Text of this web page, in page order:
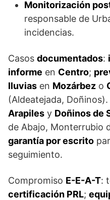
Monitorización
responsable de
incidencias.
Casos documentados:
informe en Centro;
lluvias en Mozárbez o
(Aldeatejada,
Arapiles y Doñinos de
de Abajo, Monterrubio
garantía por escrito
seguimiento.
Compromiso E-E-A-T:
certificación PRL;